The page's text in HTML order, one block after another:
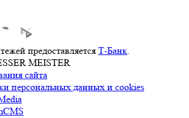
предоставляется Т-Банк.
MEISTER
сайта
персональных данных и cookies